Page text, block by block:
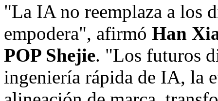
"La IA no reemplaza a los
empodera", afirmó Han
POP Shejie. "Los futuros
ingeniería rápida de IA, la